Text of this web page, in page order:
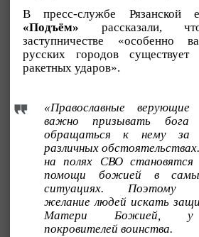
В пресс-службе Рязанской
«Подъём» рассказали,
заступничестве «особенно
русских городов
ракетных ударов».
«Православные
важно призывать бога
обращаться к нему за
различных
на полях СВО становятся
помощи божией в
ситуациях. Поэтому
желание людей искать
Матери Божией, у
покровителей воинства.